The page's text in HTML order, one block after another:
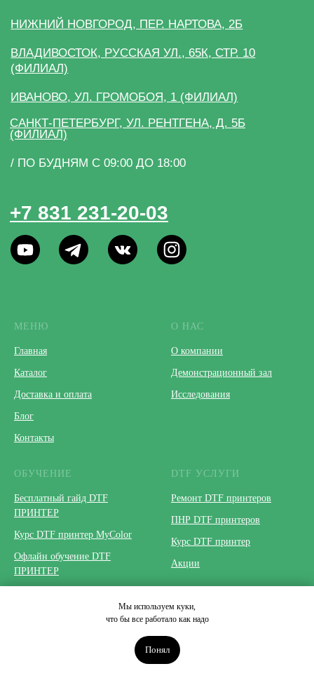
МЕНЮ
Главная
Каталог
Доставка и оплата
Блог
Контакты
О НАС
О компании
Демонстрационный зал
Исследования
ОБУЧЕНИЕ
Бесплатный гайд DTF
ПРИНТЕР
Курс DTF принтер MyColor
Офлайн обучение DTF
ПРИНТЕР
DTF УСЛУГИ
Ремонт DTF принтеров
ПНР DTF принтеров
Курс DTF принтер
Акции
Мы используем куки,
что бы все работало как надо
Понял